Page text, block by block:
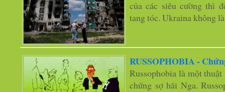
của các siêu cường thì
tang tóc. Ukraina không
RUSSOPHOBIA -
Russophobia là một
chứng sợ hãi Nga.